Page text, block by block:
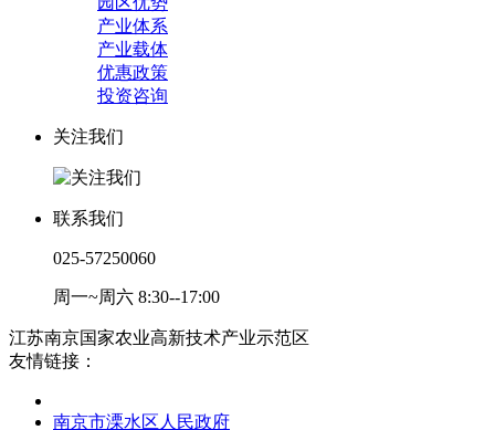
产业体系
产业载体
优惠政策
投资咨询
关注我们
联系我们
025-57250060
周一~周六 8:30--17:00
江苏南京国家农业高新技术产业示范区
友情链接：
南京市溧水区人民政府